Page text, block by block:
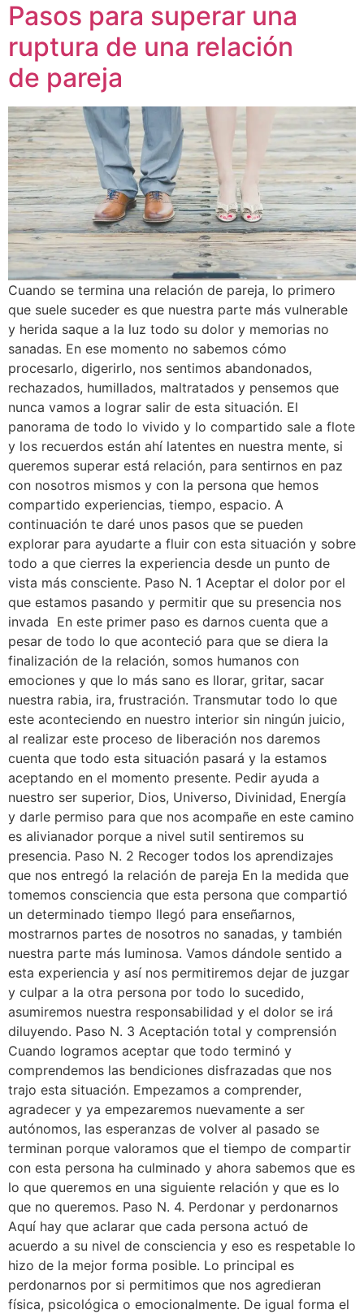
Pasos para superar una
ruptura de una relación
de pareja
Cuando se termina una relación de pareja, lo primero
que suele suceder es que nuestra parte más vulnerable
y herida saque a la luz todo su dolor y memorias no
sanadas. En ese momento no sabemos cómo
procesarlo, digerirlo, nos sentimos abandonados,
rechazados, humillados, maltratados y pensemos que
nunca vamos a lograr salir de esta situación. El
panorama de todo lo vivido y lo compartido sale a flote
y los recuerdos están ahí latentes en nuestra mente, si
queremos superar está relación, para sentirnos en paz
con nosotros mismos y con la persona que hemos
compartido experiencias, tiempo, espacio. A
continuación te daré unos pasos que se pueden
explorar para ayudarte a fluir con esta situación y sobre
todo a que cierres la experiencia desde un punto de
vista más consciente. Paso N. 1 Aceptar el dolor por el
que estamos pasando y permitir que su presencia nos
invada En este primer paso es darnos cuenta que a
pesar de todo lo que aconteció para que se diera la
finalización de la relación, somos humanos con
emociones y que lo más sano es llorar, gritar, sacar
nuestra rabia, ira, frustración. Transmutar todo lo que
este aconteciendo en nuestro interior sin ningún juicio,
al realizar este proceso de liberación nos daremos
cuenta que todo esta situación pasará y la estamos
aceptando en el momento presente. Pedir ayuda a
nuestro ser superior, Dios, Universo, Divinidad, Energía
y darle permiso para que nos acompañe en este camino
es alivianador porque a nivel sutil sentiremos su
presencia. Paso N. 2 Recoger todos los aprendizajes
que nos entregó la relación de pareja En la medida que
tomemos consciencia que esta persona que compartió
un determinado tiempo llegó para enseñarnos,
mostrarnos partes de nosotros no sanadas, y también
nuestra parte más luminosa. Vamos dándole sentido a
esta experiencia y así nos permitiremos dejar de juzgar
y culpar a la otra persona por todo lo sucedido,
asumiremos nuestra responsabilidad y el dolor se irá
diluyendo. Paso N. 3 Aceptación total y comprensión
Cuando logramos aceptar que todo terminó y
comprendemos las bendiciones disfrazadas que nos
trajo esta situación. Empezamos a comprender,
agradecer y ya empezaremos nuevamente a ser
autónomos, las esperanzas de volver al pasado se
terminan porque valoramos que el tiempo de compartir
con esta persona ha culminado y ahora sabemos que es
lo que queremos en una siguiente relación y que es lo
que no queremos. Paso N. 4. Perdonar y perdonarnos
Aquí hay que aclarar que cada persona actuó de
acuerdo a su nivel de consciencia y eso es respetable lo
hizo de la mejor forma posible. Lo principal es
perdonarnos por si permitimos que nos agredieran
física, psicológica o emocionalmente. De igual forma el